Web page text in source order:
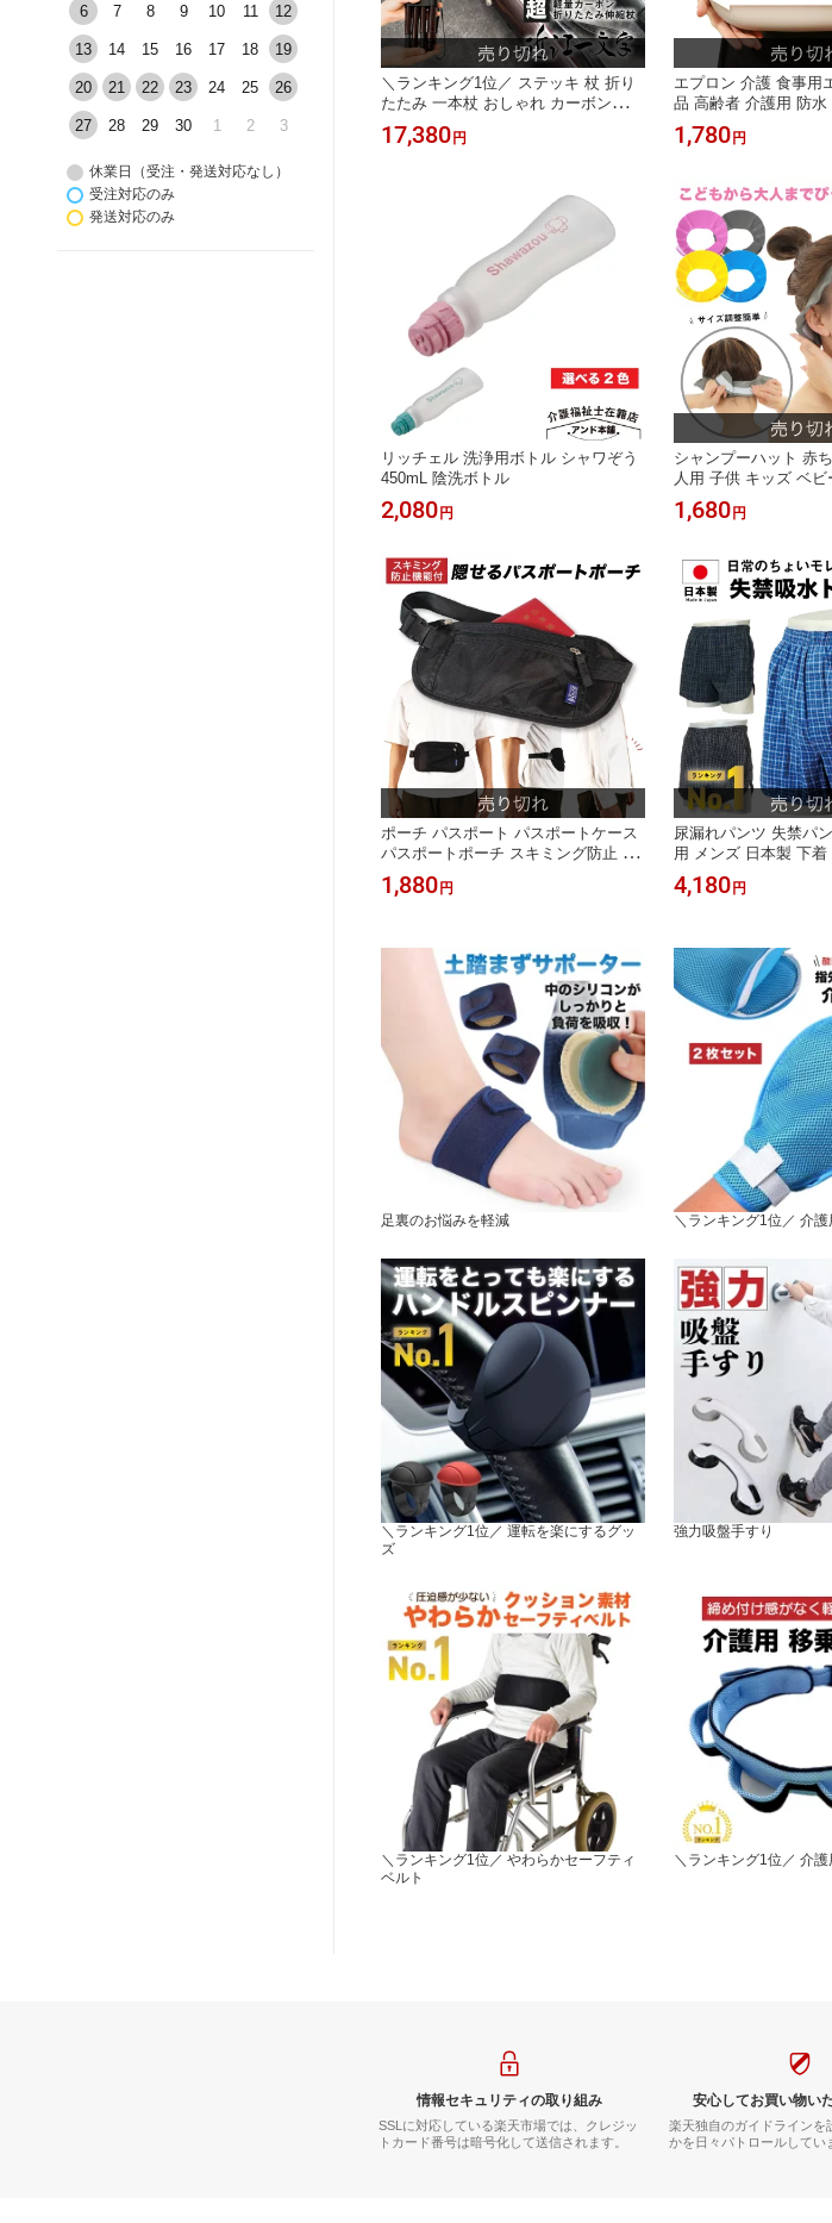
6 7 8 9 10 11 12
13 14 15 16 17 18 19
20 21 22 23 24 25 26
27 28 29 30 1 2 3
休業日（受注・発送対応なし）
受注対応のみ
発送対応のみ
＼ランキング1位／ ステッキ 杖 折り
たたみ 一本杖 おしゃれ カーボン製
プレゼント ギフト 男性 つえ 介護 お
洒落 軽量 オシャレ 専門店 高齢者 女
い 歩行補助 リハビリ メンズ 女性用
17,380 円
エプロン 介護 食事用
品 高齢者 介護用 防水
食事用 シニア 食事 撥
いサイズ 大きめ 食べ
ゼント 大人用 介護施
大人 ポケット付き
1,780 円
リッチェル 洗浄用ボトル シャワぞう
450mL 陰洗ボトル
2,080 円
シャンプーハット 赤
人用 子供 キッズ ベ
お風呂 バス用品 シャ
ャンプーキャップ サ
護 シャンプーグッズ
目の保護 白内障 母の日
1,680 円
ポーチ パスポート パスポートケース
パスポートポーチ スキミング防止 旅
行 貴重品入れ 防犯対策 海外旅行 セ
キュリティポーチ トラベルポーチ 薄
ォレット コンパクト 腹巻
1,880 円
尿漏れパンツ 失禁パ
用 メンズ 日本製 下
パンツ 失禁 消臭 トラ
失禁 おしゃれ 軽失禁
れパンツ 吸水 80cc
イ漏れ
4,180 円
足裏のお悩みを軽減 ＼ランキング1位／ 介護
＼ランキング1位／ 運転を楽にするグッ
ズ
強力吸盤手すり
＼ランキング1位／ やわらかセーフティ
ベルト
＼ランキング1位／ 介護
情報セキュリティの取り組み
SSLに対応している楽天市場では、クレジッ
トカード番号は暗号化して送信されます。
安心してお買い物い
楽天独自のガイドラインを
かを日々パトロールしてい